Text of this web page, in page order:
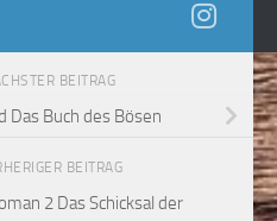
BEITRAG
Das Buch des Bösen
BEITRAG
2 Das Schicksal der